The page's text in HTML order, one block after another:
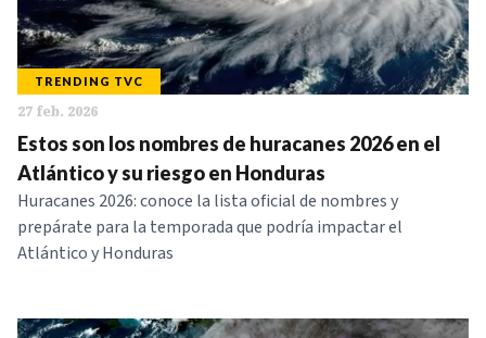
IR
Categorias:
NOTICIAS
SERIES
TRENDING TVC
27 feb. 2026
Estos son los nombres de huracanes 2026 en el
Atlántico y su riesgo en Honduras
Huracanes 2026: conoce la lista oficial de nombres y
prepárate para la temporada que podría impactar el
Atlántico y Honduras